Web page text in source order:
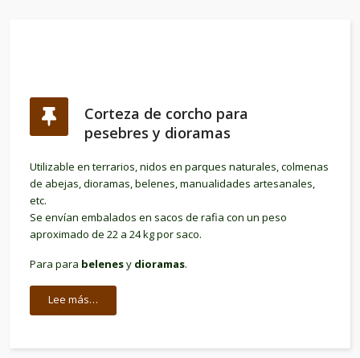
Corteza de corcho para
pesebres y dioramas
Utilizable en terrarios, nidos en parques naturales, colmenas
de abejas, dioramas, belenes, manualidades artesanales,
etc.
Se envían embalados en sacos de rafia con un peso
aproximado de 22 a 24 kg por saco.
Para para belenesy dioramas.
Lee más…